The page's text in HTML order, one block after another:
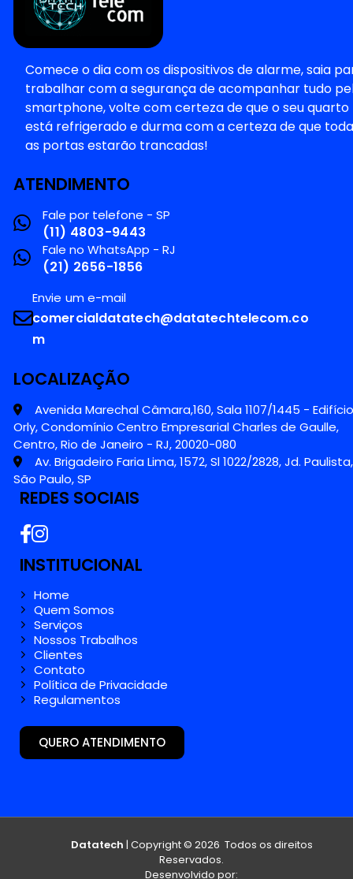
Comece o dia com os dispositivos de alarme, saia
trabalhar com a segurança de acompanhar tudo
smartphone, volte com certeza de que o seu quarto
está refrigerado e durma com a certeza de que
as portas estarão trancadas!
ATENDIMENTO
Fale por telefone - SP
(11) 4803-9443
Fale no WhatsApp - RJ
(21) 2656-1856
Envie um e-mail
comercialdatatech@datatechtelecom.co
m
LOCALIZAÇÃO
Avenida Marechal Câmara,160, Sala 1107/1445 - Edifício
Orly, Condomínio Centro Empresarial Charles de Gaulle,
Centro, Rio de Janeiro - RJ, 20020-080
Av. Brigadeiro Faria Lima, 1572, Sl 1022/2828, Jd. Paulista,
São Paulo, SP
REDES SOCIAIS
INSTITUCIONAL
Home
Quem Somos
Serviços
Nossos Trabalhos
Clientes
Contato
Política de Privacidade
Regulamentos
QUERO ATENDIMENTO
Datatech | Copyright © 2026 Todos os direitos
Reservados.
Desenvolvido por: